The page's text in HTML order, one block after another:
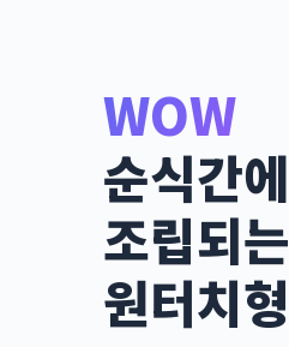
WOW
순식간에
조립되는
원터치형